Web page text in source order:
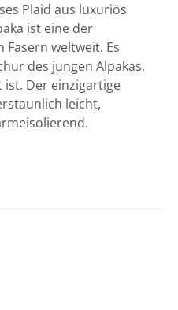
Plaid aus luxuriös
ist eine der
weltweit. Es
des jungen Alpakas,
ist. Der einzigartige
leicht,